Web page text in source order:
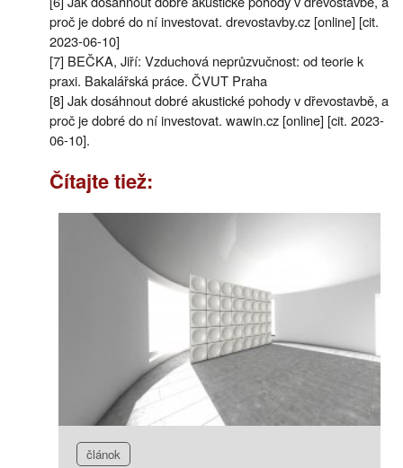
proč je dobré do ní investovat. drevostavby.cz [online] [cit.
2023-06-10]
[7] BEČKA, Jiří: Vzduchová neprůzvučnost: od teorie k
praxi. Bakalářská práce. ČVUT Praha
[8] Jak dosáhnout dobré akustické pohody v dřevostavbě, a
proč je dobré do ní investovat. wawin.cz [online] [cit. 2023-
06-10].
Čítajte tiež:
článok